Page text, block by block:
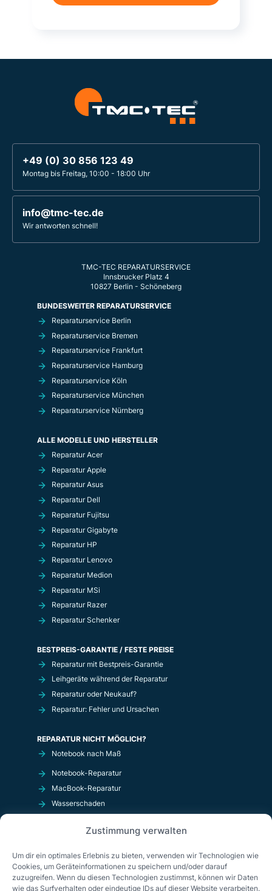
Zustimmung verwalten
Um dir ein optimales Erlebnis zu bieten, verwenden wir Technologien wie
Cookies, um Geräteinformationen zu speichern und/oder darauf
zuzugreifen. Wenn du diesen Technologien zustimmst, können wir Daten
wie das Surfverhalten oder eindeutige IDs auf dieser Website verarbeiten.
+49 (0) 30 856 123 49
Montag bis Freitag, 10:00 - 18:00 Uhr
info@tmc-tec.de
Wir antworten schnell!
TMC-TEC REPARATURSERVICE
Innsbrucker Platz 4
10827 Berlin - Schöneberg
BUNDESWEITER REPARATURSERVICE
Reparaturservice Berlin
Reparaturservice Bremen
Reparaturservice Frankfurt
Reparaturservice Hamburg
Reparaturservice Köln
Reparaturservice München
Reparaturservice Nürnberg
ALLE MODELLE UND HERSTELLER
Reparatur Acer
Reparatur Apple
Reparatur Asus
Reparatur Dell
Reparatur Fujitsu
Reparatur Gigabyte
Reparatur HP
Reparatur Lenovo
Reparatur Medion
Reparatur MSi
Reparatur Razer
Reparatur Schenker
BESTPREIS-GARANTIE / FESTE PREISE
Reparatur mit Bestpreis-Garantie
Leihgeräte während der Reparatur
Reparatur oder Neukauf?
Reparatur: Fehler und Ursachen
REPARATUR NICHT MÖGLICH?
Notebook nach Maß
Notebook-Reparatur
MacBook-Reparatur
Wasserschaden
OnlineShop